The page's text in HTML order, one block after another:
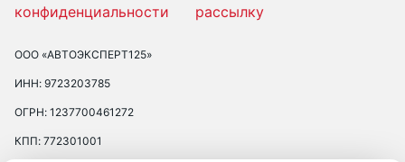
конфиденциальности
рассылку
ООО «АВТОЭКСПЕРТ125»
ИНН: 9723203785
ОГРН: 1237700461272
КПП: 772301001